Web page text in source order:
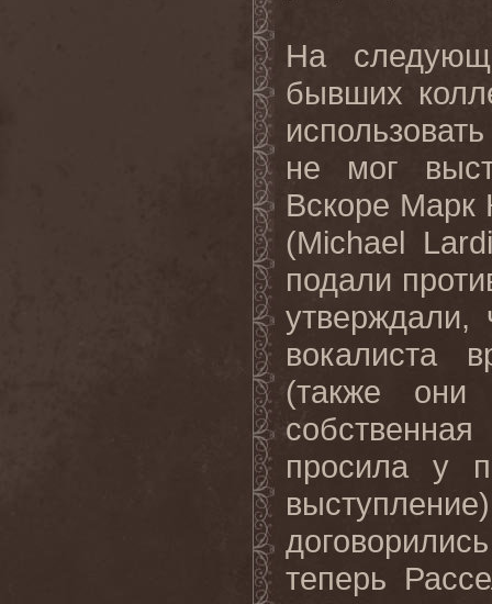
На
бывших
не мог
Вскоре Марк
(Michael
подали
утверждали,
вокалиста
(также
просила у
теперь